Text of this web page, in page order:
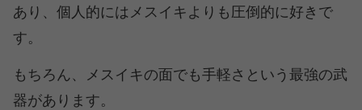
あり、個人的にはメスイキよりも圧倒的に好きで
す。
もちろん、メスイキの面でも手軽さという最強の武
器があります。